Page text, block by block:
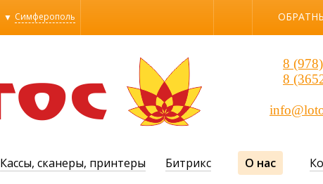
8
8
Симферополь
Евпатория
Керчь
МОСКВА
Севастополь
Феодосия
Кассы, сканеры, принтеры Битрикс О нас